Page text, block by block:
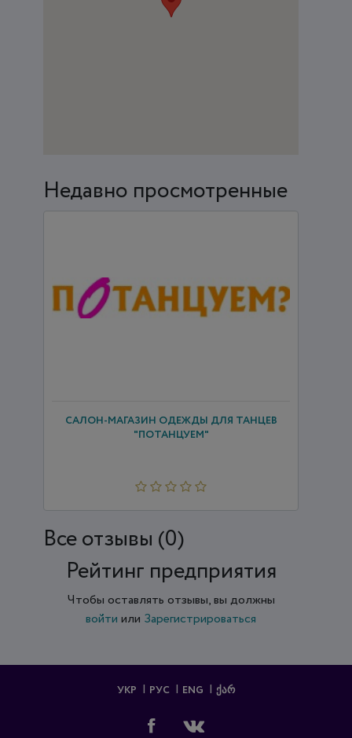
Недавно просмотренные
САЛОН-МАГАЗИН ОДЕЖДЫ ДЛЯ ТАНЦЕВ
"ПОТАНЦУЕМ"
Все отзывы (0)
Рейтинг предприятия
Чтобы оставлять отзывы, вы должны
войти или Зарегистрироваться
УКР РУС ENG ᲥᲐᲠ